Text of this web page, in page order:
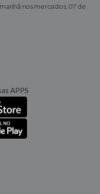
nos mercados, 07 de
APPS